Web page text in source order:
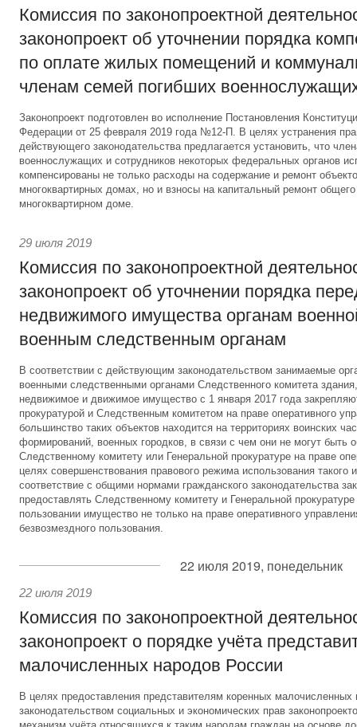
Комиссия по законопроектной
законопроект об уточнении порядка
по оплате жилых помещений и
членам семей погибших
Законопроект подготовлен во исполнение Постановления
Федерации от 25 февраля 2019 года №12-П. В целях устранения
действующего законодательства предлагается установить, что
военнослужащих и сотрудников некоторых федеральных органов
компенсированы не только расходы на содержание и ремонт
многоквартирных домах, но и взносы на капитальный ремонт
многоквартирном доме.
29 июля 2019
Комиссия по законопроектной
законопроект об уточнении порядка
недвижимого имущества органам
военным следственным органам
В соответствии с действующим законодательством занимаемые
военными следственными органами Следственного комитета
недвижимое и движимое имущество с 1 января 2017 года
прокуратурой и Следственным комитетом на праве оперативного
большинство таких объектов находится на территориях воинских
формирований, военных городков, в связи с чем они не могут быть
Следственному комитету или Генеральной прокуратуре на праве
целях совершенствования правового режима использования такого
соответствие с общими нормами гражданского законодательства
предоставлять Следственному комитету и Генеральной
пользовании имущество не только на праве оперативного
безвозмездного пользования.
22 июля 2019, понедельник
22 июля 2019
Комиссия по законопроектной
законопроект о порядке учёта
малочисленных народов России
В целях предоставления представителям коренных
законодательством социальных и экономических прав